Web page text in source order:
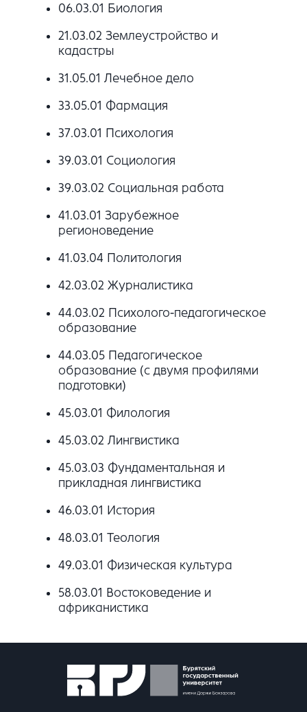
06.03.01 Биология
21.03.02 Землеустройство и
кадастры
31.05.01 Лечебное дело
33.05.01 Фармация
37.03.01 Психология
39.03.01 Социология
39.03.02 Социальная работа
41.03.01 Зарубежное
регионоведение
41.03.04 Политология
42.03.02 Журналистика
44.03.02 Психолого-педагогическое
образование
44.03.05 Педагогическое
образование (с двумя профилями
подготовки)
45.03.01 Филология
45.03.02 Лингвистика
45.03.03 Фундаментальная и
прикладная лингвистика
46.03.01 История
48.03.01 Теология
49.03.01 Физическая культура
58.03.01 Востоковедение и
африканистика